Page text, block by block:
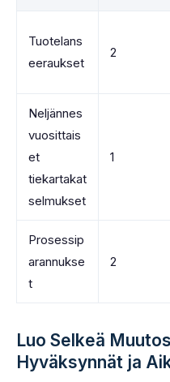
Tuotelans
eeraukset
2
Neljännes
vuosittais
et
tiekartakat
selmukset
1
Prosessip
arannukse
t
2
Luo Selkeä
Hyväksynnät ja